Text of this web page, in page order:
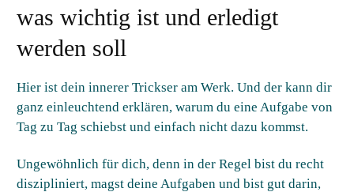
was wichtig ist und erledigt
werden soll
Hier ist dein innerer Trickser am Werk. Und der kann dir
ganz einleuchtend erklären, warum du eine Aufgabe von
Tag zu Tag schiebst und einfach nicht dazu kommst.
Ungewöhnlich für dich, denn in der Regel bist du recht
diszipliniert, magst deine Aufgaben und bist gut darin,